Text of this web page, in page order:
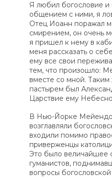
Я любил богословие и
общением с ними, я
Отец Иоанн поражал
смирением, он очень
я пришел к нему в
меня рассказать о
ему все свои
тем, что произошло:
вместе со мной.
пастырем был
Царствие ему
В Нью-Йорке
возглавляли
входили помимо
приверженцы
Это было величайшее
гуманистов,
вопросы богословской